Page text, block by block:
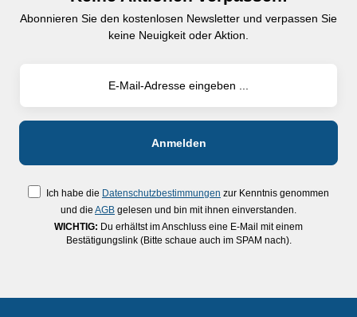
Abonnieren Sie den kostenlosen Newsletter und verpassen Sie
keine Neuigkeit oder Aktion.
Ich habe die Datenschutzbestimmungen zur Kenntnis genommen
und die AGB gelesen und bin mit ihnen einverstanden.
WICHTIG: Du erhältst im Anschluss eine E-Mail mit einem
Bestätigungslink (Bitte schaue auch im SPAM nach).